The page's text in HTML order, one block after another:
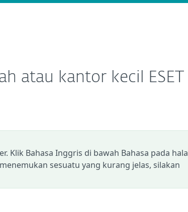
atau kantor kecil ESET
Klik Bahasa Inggris di bawah Bahasa pada
sesuatu yang kurang jelas, silakan